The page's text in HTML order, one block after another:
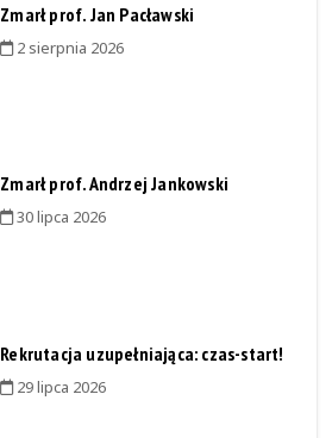
Zmarł prof. Jan Pacławski
2 sierpnia 2026
Zmarł prof. Andrzej Jankowski
30 lipca 2026
Rekrutacja uzupełniająca: czas-start!
29 lipca 2026